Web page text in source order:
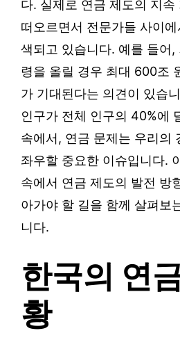
다. 실제로 연금 제도의 지속
떠오르면서 전문가들 사이
색되고 있습니다. 예를 들어,
령을 올릴 경우 최대 600조
가 기대된다는 의견이 있습
인구가 전체 인구의 40%에
속에서, 연금 문제는 우리의
좌우할 중요한 이슈입니다.
속에서 연금 제도의 발전 방
아가야 할 길을 함께 살펴보
니다.
한국의 연
황